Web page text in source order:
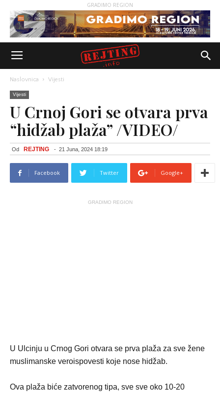
GRADIMO REGION
Naslovnica Vijesti
Vijesti
U Crnoj Gori se otvara prva
“hidžab plaža” /VIDEO/
Od REJTING - 21 Juna, 2024 18:19
Facebook Twitter Google+
GRADIMO REGION
U Ulcinju u Crnog Gori otvara se prva plaža za sve žene
muslimanske veroispovesti koje nose hidžab.
Ova plaža biće zatvorenog tipa, sve sve oko 10-20